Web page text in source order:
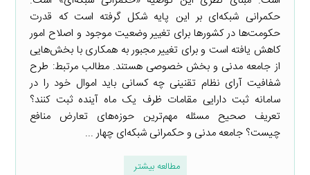
حکمرانی شبکه‌ای بر این پایه شکل گرفته است که قدرت
حکومت‌ها در کشورها برای تغییر وضعیت موجود و اصلاح امور
کاهش یافته است و برای تغییر مجبور به همکاری با بخش‌هایی
از جامعه مدنی و بخش خصوصی هستند. مطالب مرتبط: طرح
شفافیت آرای نظام تقنینی چه کسانی باید اموال خود را در
سامانه ثبت دارایی مقامات ظرف یک ماه آینده ثبت کنند؟
تعریف صحیح مسئله مهم‌ترین حوزه‌های تعارض منافع
چیست؟ جامعه مدنی و حکمرانی شبکه‌ای چهار ...
مطالعه بیشتر